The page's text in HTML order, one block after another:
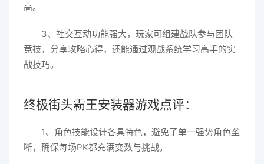
高。
3、社交互动功能强大，玩家可组建战队参与团队
竞技，分享攻略心得，还能通过观战系统学习高手的实
战技巧。
终极街头霸王安装器游戏点评：
1、角色技能设计各具特色，避免了单一强势角色垄
断，确保每场PK都充满变数与挑战。